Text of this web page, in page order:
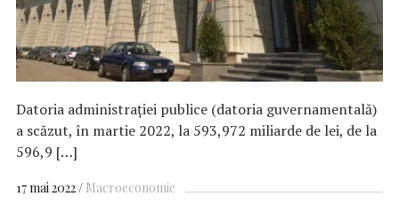
Datoria administraţiei publice (datoria guvernamentală)
a scăzut, în martie 2022, la 593,972 miliarde de lei, de la
596,9 […]
17 mai 2022 Macroeconomie